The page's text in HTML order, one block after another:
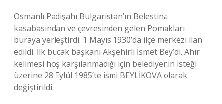
Osmanlı Padişahı Bulgaristan’ın Belestina
kasabasından ve çevresinden gelen Pomakları
buraya yerleştirdi. 1 Mayıs 1930’da ilçe merkezi ilan
edildi. İlk bucak başkanı Akşehirli İsmet Bey’di. Ahır
kelimesi hoş karşılanmadığı için belediyenin isteği
üzerine 28 Eylül 1985’te ismi BEYLİKOVA olarak
değiştirildi.